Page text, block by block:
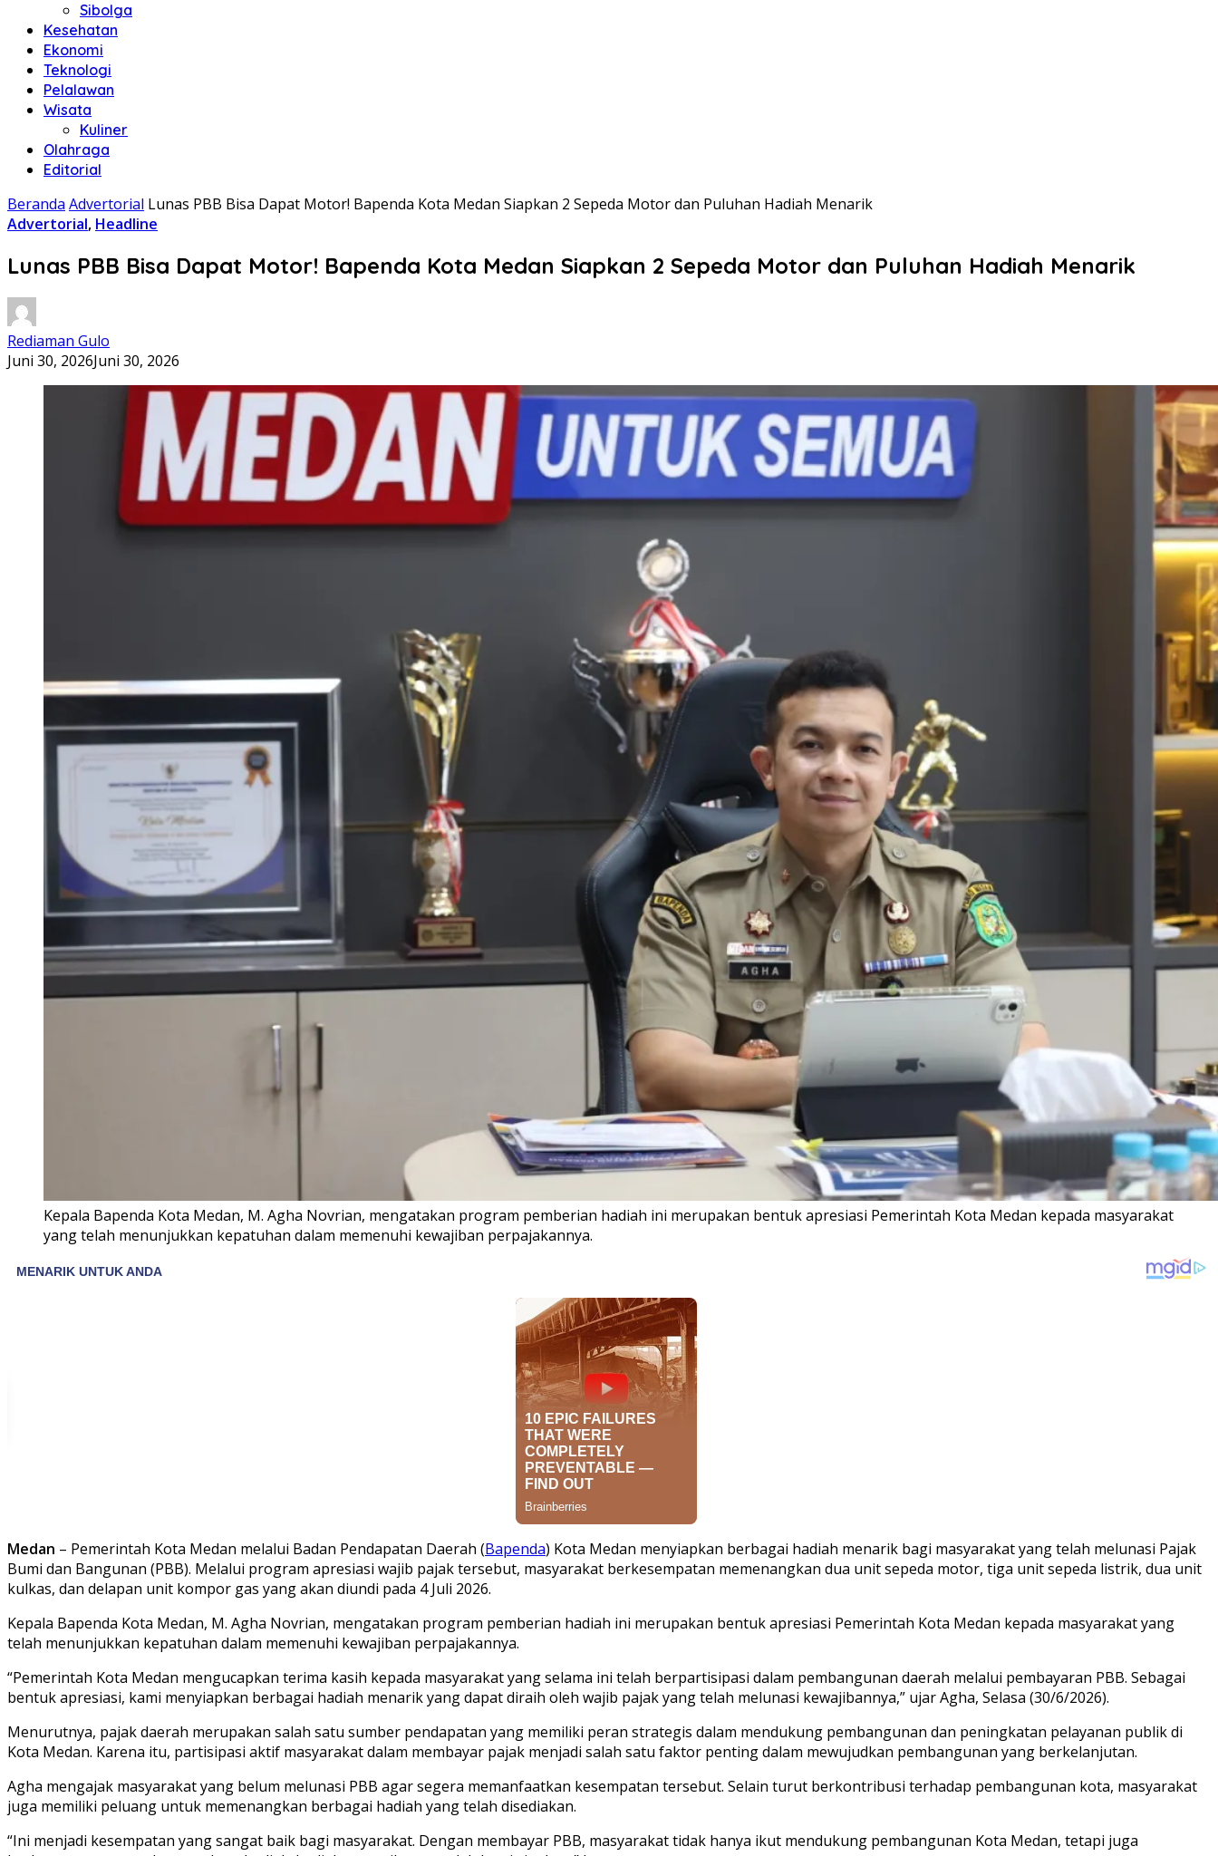
Sibolga
Kesehatan
Ekonomi
Teknologi
Pelalawan
Wisata
Kuliner
Olahraga
Editorial
Beranda Advertorial Lunas PBB Bisa Dapat Motor! Bapenda Kota Medan Siapkan 2 Sepeda Motor dan Puluhan Hadiah Menarik
Advertorial, Headline
Lunas PBB Bisa Dapat Motor! Bapenda Kota Medan Siapkan 2 Sepeda Motor dan Puluhan Hadiah Menarik
Rediaman Gulo
Juni 30, 2026Juni 30, 2026
Kepala Bapenda Kota Medan, M. Agha Novrian, mengatakan program pemberian hadiah ini merupakan bentuk apresiasi Pemerintah Kota Medan kepada masyarakat
yang telah menunjukkan kepatuhan dalam memenuhi kewajiban perpajakannya.
Medan – Pemerintah Kota Medan melalui Badan Pendapatan Daerah (Bapenda) Kota Medan menyiapkan berbagai hadiah menarik bagi masyarakat yang telah melunasi Pajak
Bumi dan Bangunan (PBB). Melalui program apresiasi wajib pajak tersebut, masyarakat berkesempatan memenangkan dua unit sepeda motor, tiga unit sepeda listrik, dua unit
kulkas, dan delapan unit kompor gas yang akan diundi pada 4 Juli 2026.
Kepala Bapenda Kota Medan, M. Agha Novrian, mengatakan program pemberian hadiah ini merupakan bentuk apresiasi Pemerintah Kota Medan kepada masyarakat yang
telah menunjukkan kepatuhan dalam memenuhi kewajiban perpajakannya.
“Pemerintah Kota Medan mengucapkan terima kasih kepada masyarakat yang selama ini telah berpartisipasi dalam pembangunan daerah melalui pembayaran PBB. Sebagai
bentuk apresiasi, kami menyiapkan berbagai hadiah menarik yang dapat diraih oleh wajib pajak yang telah melunasi kewajibannya,” ujar Agha, Selasa (30/6/2026).
Menurutnya, pajak daerah merupakan salah satu sumber pendapatan yang memiliki peran strategis dalam mendukung pembangunan dan peningkatan pelayanan publik di
Kota Medan. Karena itu, partisipasi aktif masyarakat dalam membayar pajak menjadi salah satu faktor penting dalam mewujudkan pembangunan yang berkelanjutan.
Agha mengajak masyarakat yang belum melunasi PBB agar segera memanfaatkan kesempatan tersebut. Selain turut berkontribusi terhadap pembangunan kota, masyarakat
juga memiliki peluang untuk memenangkan berbagai hadiah yang telah disediakan.
“Ini menjadi kesempatan yang sangat baik bagi masyarakat. Dengan membayar PBB, masyarakat tidak hanya ikut mendukung pembangunan Kota Medan, tetapi juga